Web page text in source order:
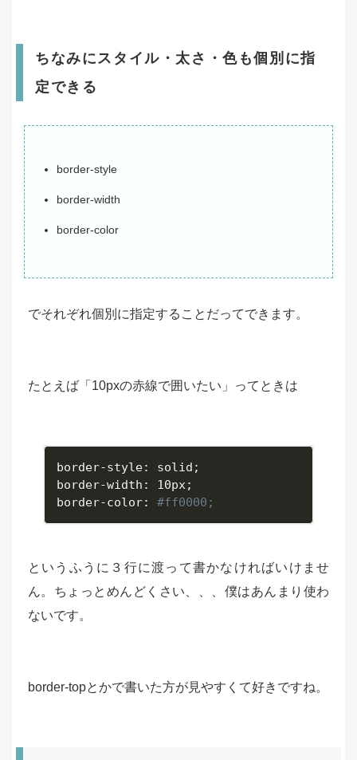
ちなみにスタイル・太さ・色も個別に指
定できる
border-style
border-width
border-color
でそれぞれ個別に指定することだってできます。
たとえば「10pxの赤線で囲いたい」ってときは
border-style: solid ;
border-width : 10px;
border-color: #ff0000;
というふうに３行に渡って書かなければいけませ
ん。ちょっとめんどくさい、、、僕はあんまり使わ
ないです。
border-topとかで書いた方が見やすくて好きですね。